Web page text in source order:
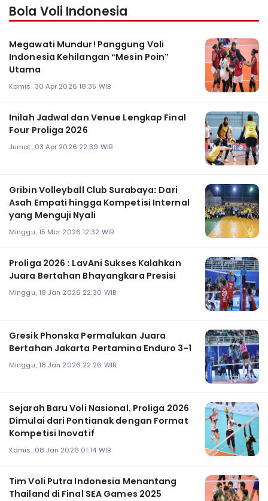
Bola Voli Indonesia
Megawati Mundur! Panggung Voli
Indonesia Kehilangan “Mesin Poin”
Utama
Kamis, 30 Apr 2026 18:35 WIB
Inilah Jadwal dan Venue Lengkap Final
Four Proliga 2026
Jumat, 03 Apr 2026 22:39 WIB
Gribin Volleyball Club Surabaya: Dari
Asah Empati hingga Kompetisi Internal
yang Menguji Nyali
Minggu, 15 Mar 2026 12:32 WIB
Proliga 2026 : LavAni Sukses Kalahkan
Juara Bertahan Bhayangkara Presisi
Minggu, 18 Jan 2026 22:30 WIB
Gresik Phonska Permalukan Juara
Bertahan Jakarta Pertamina Enduro 3-1
Minggu, 18 Jan 2026 22:26 WIB
Sejarah Baru Voli Nasional, Proliga 2026
Dimulai dari Pontianak dengan Format
Kompetisi Inovatif
Kamis, 08 Jan 2026 01:14 WIB
Tim Voli Putra Indonesia Menantang
Thailand di Final SEA Games 2025